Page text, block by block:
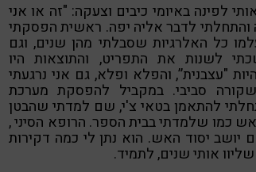
אותי לפינה באיומי כיבים וצעקה: "זה או אני
והתחלתי לדבר אליה יפה. ראשית הפסקתי
כל האלרגיות שסבלתי מהן שנים, וגם
לשנות את התפריט, והתוצאות היו
"עצבנית”, והפלא ופלא, גם אני נרגעתי
סביבי. במקביל להפסקת מערכת
להתאמן בטאי צ'י, שם למדתי שהבטן
כמו שלמדתי בבית הספר. הרופא הסיני ,
יסוד האש. הוא נתן לי כמה דקירות
אותי שנים, לתמיד.